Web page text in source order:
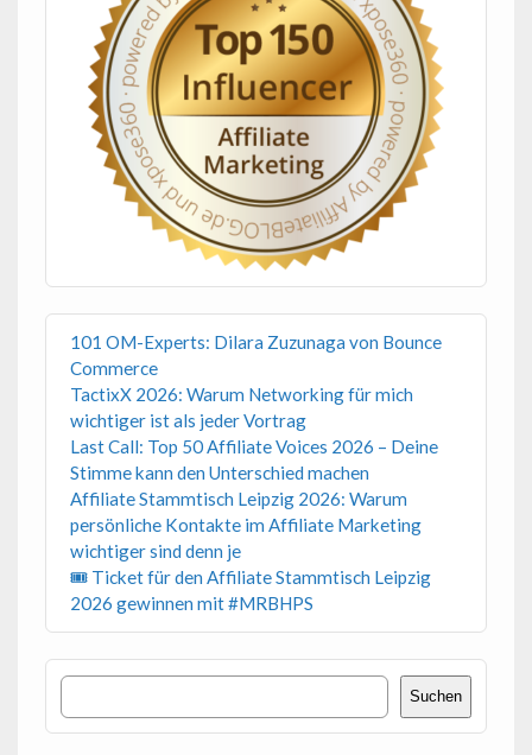
101 OM-Experts: Dilara Zuzunaga von Bounce
Commerce
TactixX 2026: Warum Networking für mich
wichtiger ist als jeder Vortrag
Last Call: Top 50 Affiliate Voices 2026 – Deine
Stimme kann den Unterschied machen
Affiliate Stammtisch Leipzig 2026: Warum
persönliche Kontakte im Affiliate Marketing
wichtiger sind denn je
🎟 Ticket für den Affiliate Stammtisch Leipzig
2026 gewinnen mit #MRBHPS
Suchen
Suchen